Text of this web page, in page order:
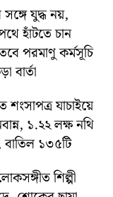
সঙ্গে যুদ্ধ নয়,
হাঁটতে চান
পরমাণু কর্মসূচি
বার্তা
শংসাপত্র যাচাইয়ে
১.২২ লক্ষ নথি
বাতিল ১৩৫টি
শিল্পী